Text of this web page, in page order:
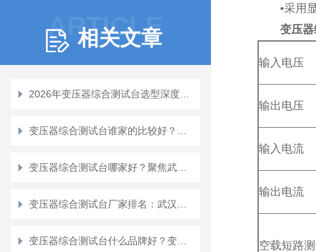
ARTICLE
相关文章
•采用显
变压
输入电压
输出电压
输入电流
输出电流
空载短路